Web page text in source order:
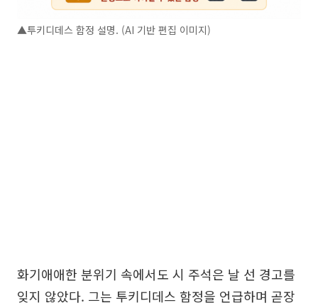
▲투키디데스 함정 설명. (AI 기반 편집 이미지)
화기애애한 분위기 속에서도 시 주석은 날 선 경고를
잊지 않았다. 그는 투키디데스 함정을 언급하며 곧장